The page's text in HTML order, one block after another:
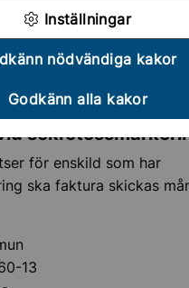
Inställningar
nödvändiga kakor
Godkänn alla kakor
för personlig
0,04 MB
för enskild som har
ska faktura skickas
13